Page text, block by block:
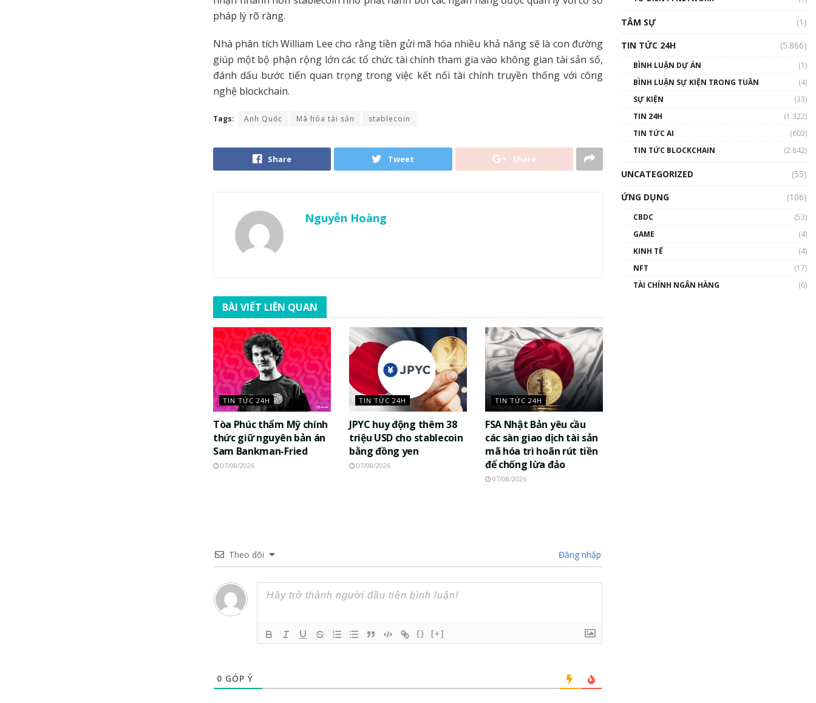
pháp lý rõ ràng.
Nhà phân tích William Lee cho rằng tiền gửi mã hóa nhiều khả năng sẽ là con đường
giúp một bộ phận rộng lớn các tổ chức tài chính tham gia vào không gian tài sản số,
đánh dấu bước tiến quan trọng trong việc kết nối tài chính truyền thống với công
nghệ blockchain.
Tags: Anh Quốc Mã hóa tài sản stablecoin
Share Tweet Share
Nguyễn Hoàng
BÀI VIẾT LIÊN QUAN
TIN TỨC 24H
Tòa Phúc thẩm Mỹ chính
thức giữ nguyên bản án
Sam Bankman-Fried
07/08/2026
TIN TỨC 24H
JPYC huy động thêm 38
triệu USD cho stablecoin
bằng đồng yen
07/08/2026
TIN TỨC 24H
FSA Nhật Bản yêu cầu
các sàn giao dịch tài sản
mã hóa trì hoãn rút tiền
để chống lừa đảo
07/08/2026
Theo dõi Đăng nhập
{} [+]
0 GÓP Ý
01:49:30
Talkshow 14: MemeCoin –
TÂM SỰ
(1)
TIN TỨC 24H
(5.866)
BÌNH LUẬN DỰ ÁN
(1)
BÌNH LUẬN SỰ KIỆN TRONG TUẦN
(4)
SỰ KIỆN
(33)
TIN 24H
(1.322)
TIN TỨC AI
(603)
TIN TỨC BLOCKCHAIN
(2.842)
UNCATEGORIZED
(55)
ỨNG DỤNG
(106)
CBDC
(53)
GAME
(4)
KINH TẾ
(4)
NFT
(17)
TÀI CHÍNH NGÂN HÀNG
(6)